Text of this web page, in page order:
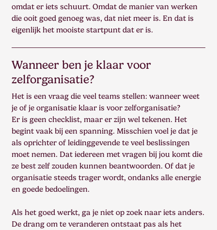
omdat er iets schuurt. Omdat de manier van werken
die ooit goed genoeg was, dat niet meer is. En dat is
eigenlijk het mooiste startpunt dat er is.
Wanneer ben je klaar voor
zelforganisatie?
Het is een vraag die veel teams stellen: wanneer weet
je of je organisatie klaar is voor zelforganisatie?
Er is geen checklist, maar er zijn wel tekenen. Het
begint vaak bij een spanning. Misschien voel je dat je
als oprichter of leidinggevende te veel beslissingen
moet nemen. Dat iedereen met vragen bij jou komt die
ze best zelf zouden kunnen beantwoorden. Of dat je
organisatie steeds trager wordt, ondanks alle energie
en goede bedoelingen.
Als het goed werkt, ga je niet op zoek naar iets anders.
De drang om te veranderen ontstaat pas als het